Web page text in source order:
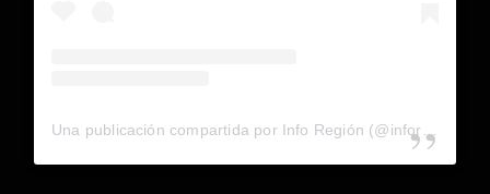
Una publicación compartida por Info Región (@inforegion_redes)